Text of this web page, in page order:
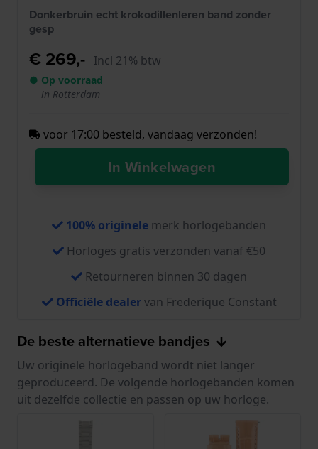
Donkerbruin echt krokodillenleren band zonder
gesp
€ 269,- Incl 21% btw
● Op voorraad
in Rotterdam
voor 17:00 besteld, vandaag verzonden!
In Winkelwagen
100% originele merk horlogebanden
Horloges gratis verzonden vanaf €50
Retourneren binnen 30 dagen
Officiële dealervan Frederique Constant
De beste alternatieve bandjes
Uw originele horlogeband wordt niet langer
geproduceerd. De volgende horlogebanden komen
uit dezelfde collectie en passen op uw horloge.